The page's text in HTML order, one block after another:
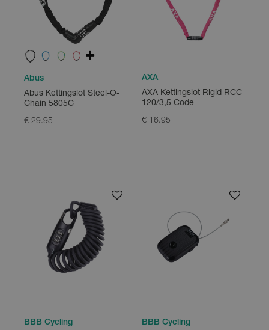
Abus
Abus Kettingslot Steel-O-
Chain 5805C
€ 29.95
AXA
AXA Kettingslot Rigid RCC
120/3,5 Code
€ 16.95
BBB Cycling BBB Cycling